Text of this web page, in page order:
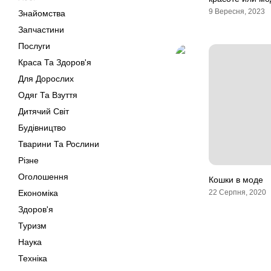
Знайомства
Запчастини
Послуги
Краса Та Здоров'я
Для Дорослих
Одяг Та Взуття
Дитячий Світ
Будівництво
Тварини Та Рослини
Різне
Оголошення
Економіка
Здоров'я
Туризм
Наука
Техніка
9 Вересня, 2023
Кошки в моде
22 Серпня, 2020